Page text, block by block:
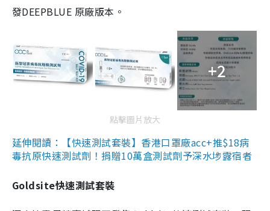
發DEEPBLUE 原廠版本。
+2
點擊圖片放大
延伸閱讀：【快速測試套裝】香港口罩廠acc+推$18病
毒抗原快速測試劑！捐贈10萬盒測試劑予深水埗露宿者
Goldsite快速測試套裝